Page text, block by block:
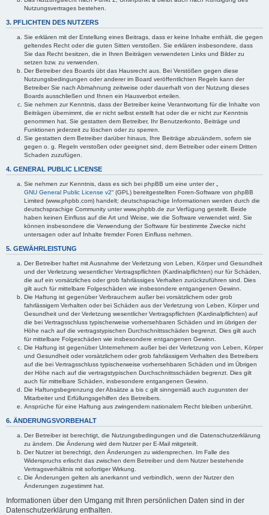
Nutzungsvertrages bestehen.
3. PFLICHTEN DES NUTZERS
Sie erklären mit der Erstellung eines Beitrags, dass er keine Inhalte enthält, die gegen
geltendes Recht oder die guten Sitten verstoßen. Sie erklären insbesondere, dass
Sie das Recht besitzen, die in Ihren Beiträgen verwendeten Links und Bilder zu
setzen bzw. zu verwenden.
Der Betreiber des Boards übt das Hausrecht aus. Bei Verstößen gegen diese
Nutzungsbedingungen oder anderer im Board veröffentlichten Regeln kann der
Betreiber Sie nach Abmahnung zeitweise oder dauerhaft von der Nutzung dieses
Boards ausschließen und Ihnen ein Hausverbot erteilen.
Sie nehmen zur Kenntnis, dass der Betreiber keine Verantwortung für die Inhalte von
Beiträgen übernimmt, die er nicht selbst erstellt hat oder die er nicht zur Kenntnis
genommen hat. Sie gestatten dem Betreiber, Ihr Benutzerkonto, Beiträge und
Funktionen jederzeit zu löschen oder zu sperren.
Sie gestatten dem Betreiber darüber hinaus, Ihre Beiträge abzuändern, sofern sie
gegen o. g. Regeln verstoßen oder geeignet sind, dem Betreiber oder einem Dritten
Schaden zuzufügen.
4. GENERAL PUBLIC LICENSE
Sie nehmen zur Kenntnis, dass es sich bei phpBB um eine unter der „
GNU General Public License v2“ (GPL) bereitgestellten Foren-Software von phpBB
Limited (www.phpbb.com) handelt; deutschsprachige Informationen werden durch die
deutschsprachige Community unter www.phpbb.de zur Verfügung gestellt. Beide
haben keinen Einfluss auf die Art und Weise, wie die Software verwendet wird. Sie
können insbesondere die Verwendung der Software für bestimmte Zwecke nicht
untersagen oder auf Inhalte fremder Foren Einfluss nehmen.
5. GEWÄHRLEISTUNG
Der Betreiber haftet mit Ausnahme der Verletzung von Leben, Körper und Gesundheit
und der Verletzung wesentlicher Vertragspflichten (Kardinalpflichten) nur für Schäden,
die auf ein vorsätzliches oder grob fahrlässiges Verhalten zurückzuführen sind. Dies
gilt auch für mittelbare Folgeschäden wie insbesondere entgangenen Gewinn.
Die Haftung ist gegenüber Verbrauchern außer bei vorsätzlichem oder grob
fahrlässigem Verhalten oder bei Schäden aus der Verletzung von Leben, Körper und
Gesundheit und der Verletzung wesentlicher Vertragspflichten (Kardinalpflichten) auf
die bei Vertragsschluss typischerweise vorhersehbaren Schäden und im übrigen der
Höhe nach auf die vertragstypischen Durchschnittsschäden begrenzt. Dies gilt auch
für mittelbare Folgeschäden wie insbesondere entgangenen Gewinn.
Die Haftung ist gegenüber Unternehmern außer bei der Verletzung von Leben, Körper
und Gesundheit oder vorsätzlichem oder grob fahrlässigem Verhalten des Betreibers
auf die bei Vertragsschluss typischerweise vorhersehbaren Schäden und im Übrigen
der Höhe nach auf die vertragstypischen Durchschnittsschäden begrenzt. Dies gilt
auch für mittelbare Schäden, insbesondere entgangenen Gewinn.
Die Haftungsbegrenzung der Absätze a bis c gilt sinngemäß auch zugunsten der
Mitarbeiter und Erfüllungsgehilfen des Betreibers.
Ansprüche für eine Haftung aus zwingendem nationalem Recht bleiben unberührt.
6. ÄNDERUNGSVORBEHALT
Der Betreiber ist berechtigt, die Nutzungsbedingungen und die Datenschutzerklärung
zu ändern. Die Änderung wird dem Nutzer per E-Mail mitgeteilt.
Der Nutzer ist berechtigt, den Änderungen zu widersprechen. Im Falle des
Widerspruchs erlischt das zwischen dem Betreiber und dem Nutzer bestehende
Vertragsverhältnis mit sofortiger Wirkung.
Die Änderungen gelten als anerkannt und verbindlich, wenn der Nutzer den
Änderungen zugestimmt hat.
Informationen über den Umgang mit Ihren persönlichen Daten sind in der
Datenschutzerklärung enthalten.